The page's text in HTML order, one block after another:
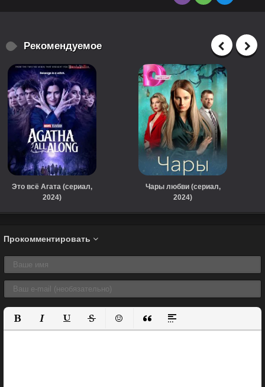
Рекомендуемое
Это всё Агата (сериал,
2024)
Чары любви (сериал,
2024)
Прокомментировать
Полужирный
КурсивПодчеркнутый
ЗачеркнутыйВставить смайлик
Вставка цитаты
Вставка спойлера